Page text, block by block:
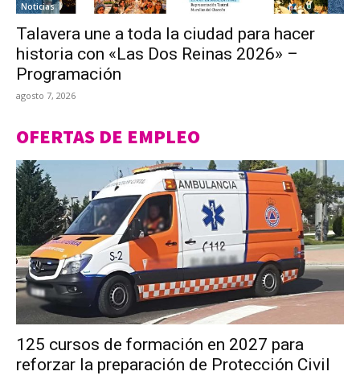
Noticias
Talavera une a toda la ciudad para hacer
historia con «Las Dos Reinas 2026» –
Programación
agosto 7, 2026
OFERTAS DE EMPLEO
125 cursos de formación en 2027 para
reforzar la preparación de Protección Civil